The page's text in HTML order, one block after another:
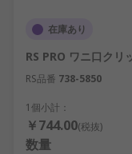
在庫あり
RS PRO ワニ口クリ
RS品番 738-5850
1個小計：
￥744.00(税抜)
数量